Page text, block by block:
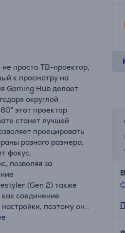
просто ТВ-проектор,
к просмотру на
Gaming Hub делает
округлой
этот проектор
станет лучшей
проецировать
разного размера.
фокус,
позволяя за
(Gen 2) также
соединение
поэтому он
так и в пути.